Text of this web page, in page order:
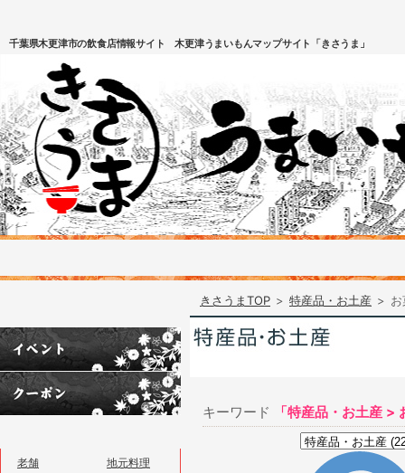
千葉県木更津市の飲食店情報サイト 木更津うまいもんマップサイト「きさうま」
老舗
地元料理
きさうまTOP > 特産品・お土産 >
キーワード 「特産品・お土産 >